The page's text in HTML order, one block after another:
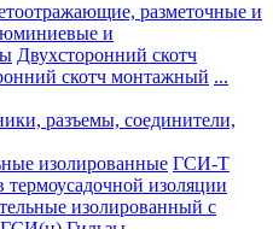
разметочные и
и
Двухсторонний скотч
скотч монтажный ...
разъемы, соединители,
изолированные ГСИ-Т
изоляции
изолированный с